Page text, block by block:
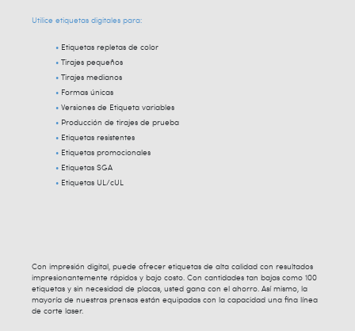
Utilice etiquetas digitales para:
Etiquetas repletas de color
Tirajes pequeños
Tirajes medianos
Formas únicas
Versiones de Etiqueta variables
Producción de tirajes de prueba
Etiquetas resistentes
Etiquetas promocionales
Etiquetas SGA
Etiquetas UL/cUL
Con impresión digital, puede ofrecer etiquetas de alta calidad con resultados
impresionantemente rápidos y bajo costo. Con cantidades tan bajas como 100
etiquetas y sin necesidad de placas, usted gana con el ahorro. Así mismo, la
mayoría de nuestras prensas están equipadas con la capacidad una fina línea
de corte laser.